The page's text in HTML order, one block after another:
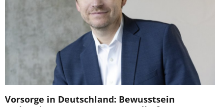
Vorsorge in Deutschland: Bewusstsein